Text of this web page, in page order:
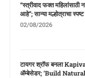
“स्त्रीवाद फक्त महिलांसाठी
आहे”; सान्या मल्होत्राचा
02/08/2026
टायगर श्रॉफ बनला
ॲम्बेसेडर; ‘Build